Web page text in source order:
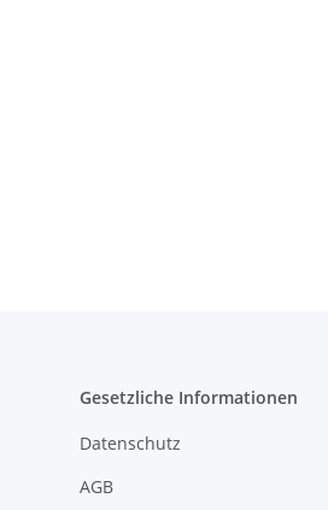
Gesetzliche Informationen
Datenschutz
AGB